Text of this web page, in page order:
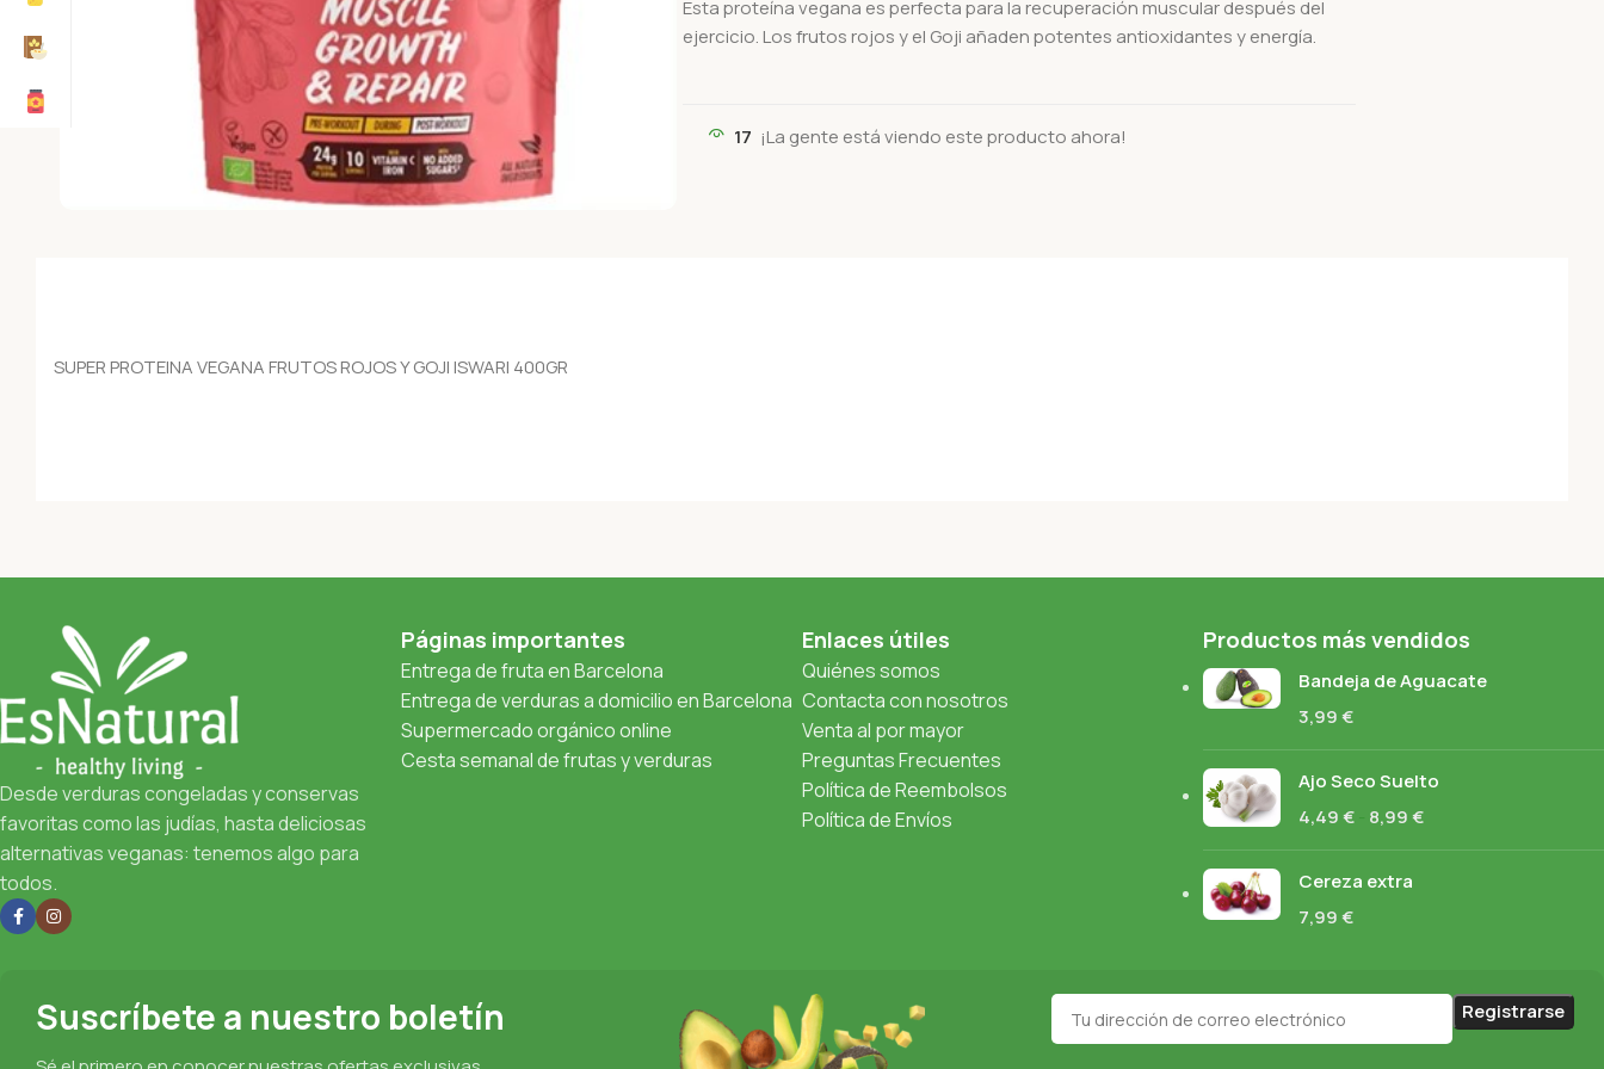
Esta proteína vegana es perfecta para la recuperación muscular después del
ejercicio. Los frutos rojos y el Goji añaden potentes antioxidantes y energía.
17 ¡La gente está viendo este producto ahora!
SUPER PROTEINA VEGANA FRUTOS ROJOS Y GOJI ISWARI 400GR
Desde verduras congeladas y conservas
favoritas como las judías, hasta deliciosas
alternativas veganas: tenemos algo para
todos.
Páginas importantes
Entrega de fruta en Barcelona
Entrega de verduras a domicilio en Barcelona
Supermercado orgánico online
Cesta semanal de frutas y verduras
Enlaces útiles
Quiénes somos
Contacta con nosotros
Venta al por mayor
Preguntas Frecuentes
Política de Reembolsos
Política de Envíos
Productos más vendidos
Bandeja de Aguacate
3,99€
Ajo Seco Suelto
4,49€ 8,99€
Cereza extra
7,99€
Suscríbete a nuestro boletín